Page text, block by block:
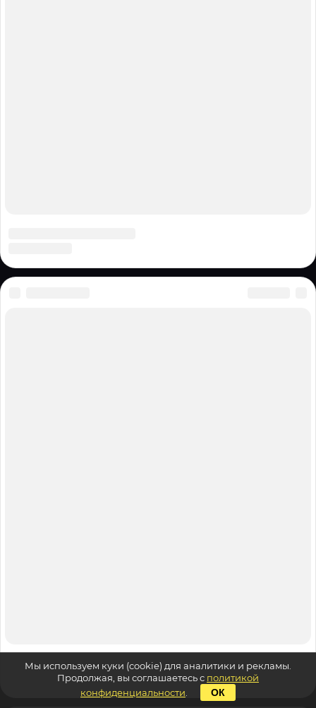
Мы используем куки (cookie) для аналитики и рекламы.
Продолжая, вы соглашаетесь с политикой
конфиденциальности
ОК